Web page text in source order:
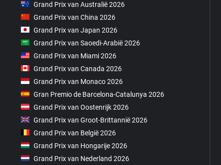
Grand Prix van Australië 2026
Grand Prix van China 2026
Grand Prix van Japan 2026
Grand Prix van Saoedi-Arabië 2026
Grand Prix van Miami 2026
Grand Prix van Canada 2026
Grand Prix van Monaco 2026
Gran Premio de Barcelona-Catalunya 2026
Grand Prix van Oostenrijk 2026
Grand Prix van Groot-Brittannië 2026
Grand Prix van België 2026
Grand Prix van Hongarije 2026
Grand Prix van Nederland 2026